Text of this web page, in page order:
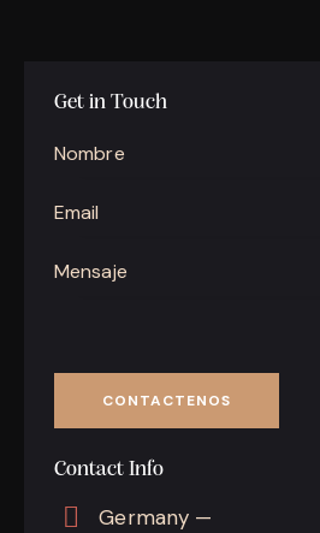
Get in Touch
Contact Info
Germany —